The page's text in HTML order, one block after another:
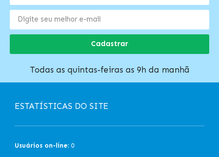
Cadastrar
Todas as quintas-feiras as 9h da manhã
ESTATÍSTICAS DO SITE
Usuários on-line: 0